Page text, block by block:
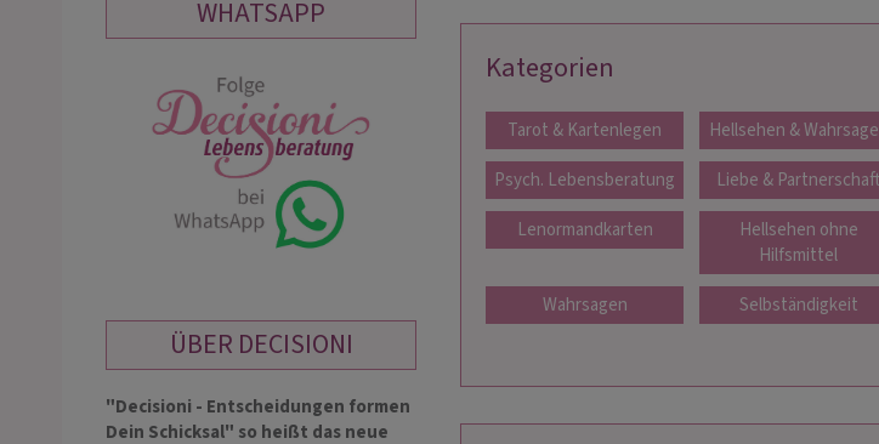
WHATSAPP
ÜBER DECISIONI
"Decisioni - Entscheidungen formen
Dein Schicksal" so heißt das neue
Kategorien
Tarot & Kartenlegen Hellsehen &
Psych. Lebensberatung
Liebe & Partnerschaft
Lenormandkarten
Hellsehen ohne
Hilfsmittel
Wahrsagen
Selbständigkeit